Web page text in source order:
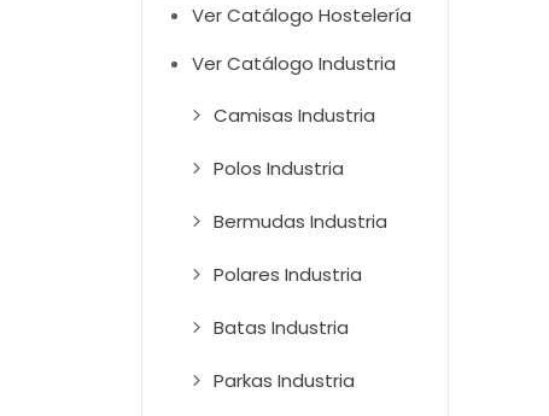
Ver Catálogo Hostelería
Ver Catálogo Industria
Camisas Industria
Polos Industria
Bermudas Industria
Polares Industria
Batas Industria
Parkas Industria